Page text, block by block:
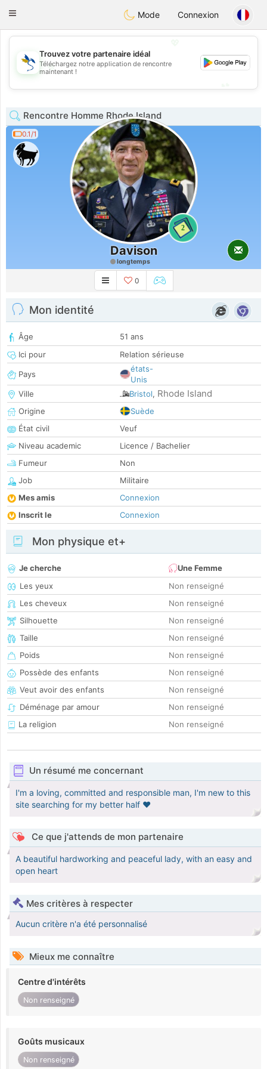
SvenskaDating
Toggle
Mode Connexion
💖
💕
Trouvez votre partenaire idéal
Téléchargez notre application de rencontre
maintenant !
Rencontre Homme Rhode Island
0.1/1
2
Davison
longtemps
0
Mon identité
Âge
51 ans
Ici pour
Relation sérieuse
Pays
états-
Unis
Ville
Bristol, Rhode Island
Origine
Suède
État civil
Veuf
Niveau academic
Licence / Bachelier
Fumeur
Non
Job
Militaire
Mes amis
Connexion
Inscrit le
Connexion
Mon physique et+
Je cherche
Une Femme
Les yeux
Non renseigné
Les cheveux
Non renseigné
Silhouette
Non renseigné
Taille
Non renseigné
Poids
Non renseigné
Possède des enfants
Non renseigné
Veut avoir des enfants
Non renseigné
Déménage par amour
Non renseigné
La religion
Non renseigné
Un résumé me concernant
I'm a loving, committed and responsible man, I'm new to this
site searching for my better half ❤️
Ce que j'attends de mon partenaire
A beautiful hardworking and peaceful lady, with an easy and
open heart
Mes critères à respecter
Aucun critère n'a été personnalisé
Mieux me connaître
Centre d'intérêts
Non renseigné
Goûts musicaux
Non renseigné